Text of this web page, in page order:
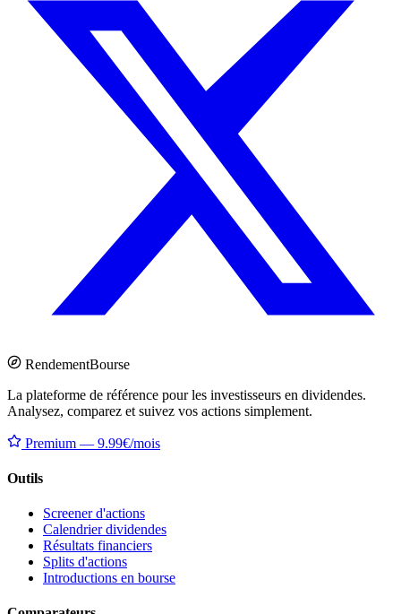
RendementBourse
La plateforme de référence pour les investisseurs en dividendes.
Analysez, comparez et suivez vos actions simplement.
Premium — 9.99€/mois
Outils
Screener d'actions
Calendrier dividendes
Résultats financiers
Splits d'actions
Introductions en bourse